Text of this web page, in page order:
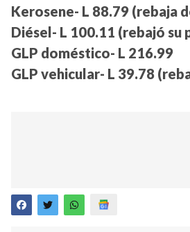
Kerosene- L 88.79 (rebaja
Diésel- L 100.11 (rebajó su
GLP doméstico- L 216.99
GLP vehicular- L 39.78